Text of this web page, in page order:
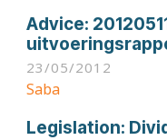
Advice:
23/05/2012
Saba
Legislation: